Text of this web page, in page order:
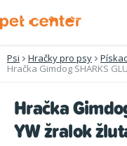
na
Psi Hračky pro psy
Hračka Gimdog SHARKS
Hračka
YW žralok